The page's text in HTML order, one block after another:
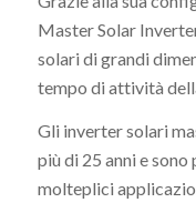
Master Solar
solari di grandi
tempo di attività
Gli inverter solari
più di 25 anni e
molteplici